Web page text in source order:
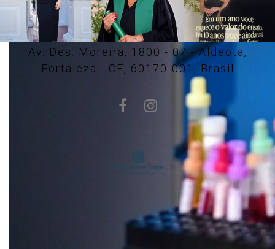
Av. Des. Moreira, 1800 - 07 - Aldeota,
Fortaleza - CE, 60170-001, Brasil